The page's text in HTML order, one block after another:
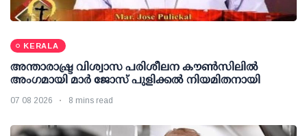
KERALA
അന്താരാഷ്ട്ര വിശ്വാസ പരിശീലന കൗണ്‍സിലില്‍
അംഗമായി മാര്‍ ജോസ് പുളിക്കല്‍ നിയമിതനായി
07 08 2026 8 mins read